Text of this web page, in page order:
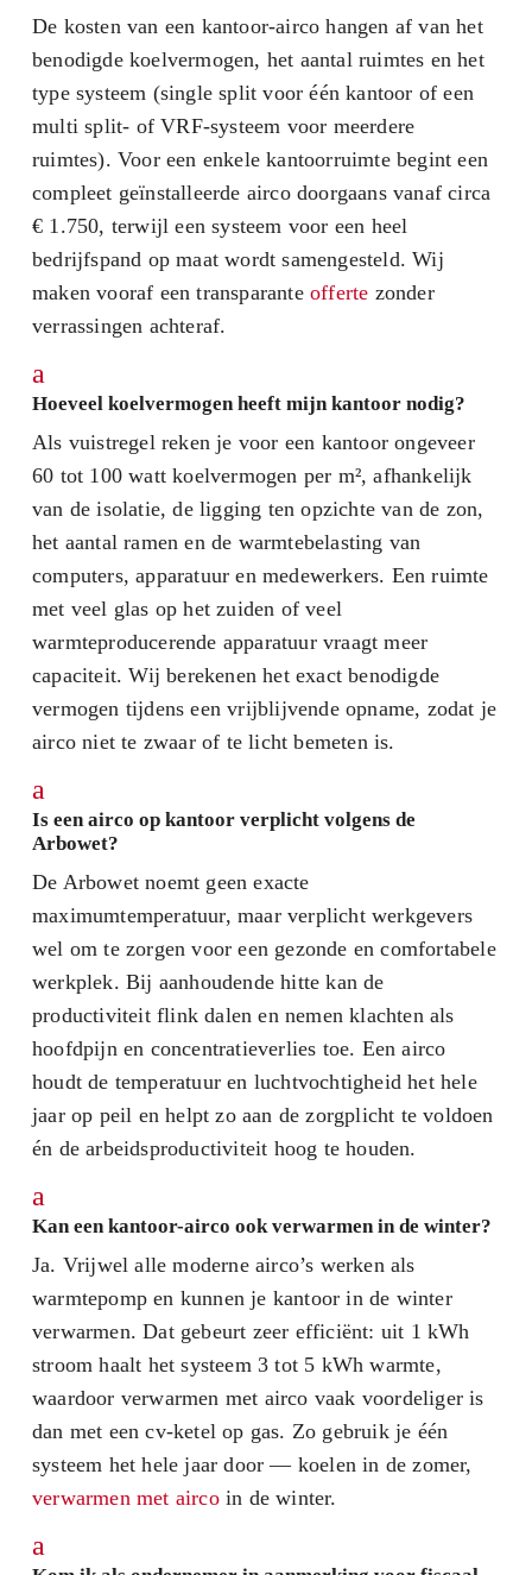
De kosten van een kantoor-airco hangen af van het
benodigde koelvermogen, het aantal ruimtes en het
type systeem (single split voor één kantoor of een
multi split- of VRF-systeem voor meerdere
ruimtes). Voor een enkele kantoorruimte begint een
compleet geïnstalleerde airco doorgaans vanaf circa
€ 1.750, terwijl een systeem voor een heel
bedrijfspand op maat wordt samengesteld. Wij
maken vooraf een transparante offerte zonder
verrassingen achteraf.
a
Hoeveel koelvermogen heeft mijn kantoor nodig?
Als vuistregel reken je voor een kantoor ongeveer
60 tot 100 watt koelvermogen per m², afhankelijk
van de isolatie, de ligging ten opzichte van de zon,
het aantal ramen en de warmtebelasting van
computers, apparatuur en medewerkers. Een ruimte
met veel glas op het zuiden of veel
warmteproducerende apparatuur vraagt meer
capaciteit. Wij berekenen het exact benodigde
vermogen tijdens een vrijblijvende opname, zodat je
airco niet te zwaar of te licht bemeten is.
a
Is een airco op kantoor verplicht volgens de
Arbowet?
De Arbowet noemt geen exacte
maximumtemperatuur, maar verplicht werkgevers
wel om te zorgen voor een gezonde en comfortabele
werkplek. Bij aanhoudende hitte kan de
productiviteit flink dalen en nemen klachten als
hoofdpijn en concentratieverlies toe. Een airco
houdt de temperatuur en luchtvochtigheid het hele
jaar op peil en helpt zo aan de zorgplicht te voldoen
én de arbeidsproductiviteit hoog te houden.
a
Kan een kantoor-airco ook verwarmen in de winter?
Ja. Vrijwel alle moderne airco’s werken als
warmtepomp en kunnen je kantoor in de winter
verwarmen. Dat gebeurt zeer efficiënt: uit 1 kWh
stroom haalt het systeem 3 tot 5 kWh warmte,
waardoor verwarmen met airco vaak voordeliger is
dan met een cv-ketel op gas. Zo gebruik je één
systeem het hele jaar door — koelen in de zomer,
verwarmen met aircoin de winter.
a